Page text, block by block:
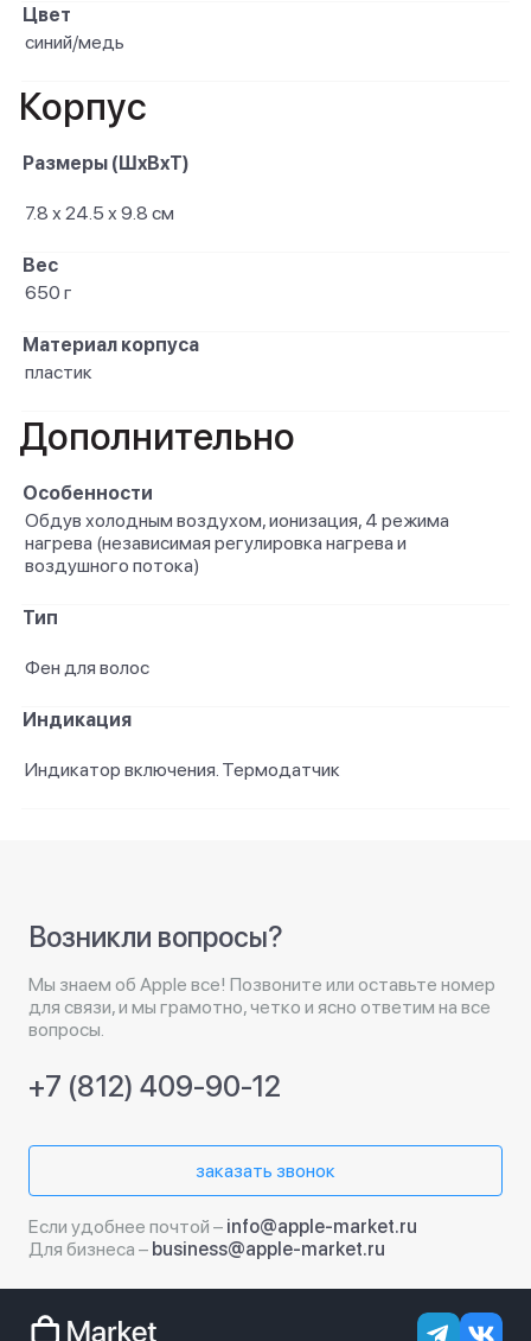
Цвет
синий/медь
Корпус
Размеры (ШxВxТ)
7.8 х 24.5 х 9.8 см
Вес
650 г
Материал корпуса
пластик
Дополнительно
Особенности
Обдув холодным воздухом, ионизация, 4 режима
нагрева (независимая регулировка нагрева и
воздушного потока)
Тип
Фен для волос
Индикация
Индикатор включения. Термодатчик
Возникли вопросы?
Мы знаем об Apple все! Позвоните или оставьте номер
для связи, и мы грамотно, четко и ясно ответим на все
вопросы.
+7 (812) 409-90-12
заказать звонок
Если удобнее почтой – info@apple-market.ru
Для бизнеса – business@apple-market.ru